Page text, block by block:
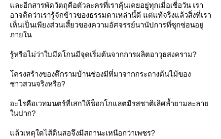
ละอีกสารพัดวัตถุคือตัวละครที่เราคุ้นเคยอยู่ทุกเมื่อเชื่อวัน เรา
อาจคิดว่าเรารู้จักข้าวของธรรมดาเหล่านี้ดี แต่แท้จริงแล้วสิ่งที่เรา
เห็นเป็นเพียงส่วนเสี้ยวของความอัศจรรย์นานัปการที่ซุกซ่อนอยู่
ภายใน
รู้หรือไม่ว่าใบมีดโกนมีจุดเริ่มต้นจากการผลิตอาวุธสงคราม?
ครงสร้างของตึกรามบ้านช่องมีที่มาจากกระถางต้นไม้ของ
ชาวสวนจริงหรือ?
อะไรคือเวทมนตร์ที่เสกให้ช็อกโกแลตมีรสชาติเลิศล้ำยามละลา
นปาก?
ล้วเหตุใดไส้ดินสอจึงมีสถานะเหนือกว่าเพชร?